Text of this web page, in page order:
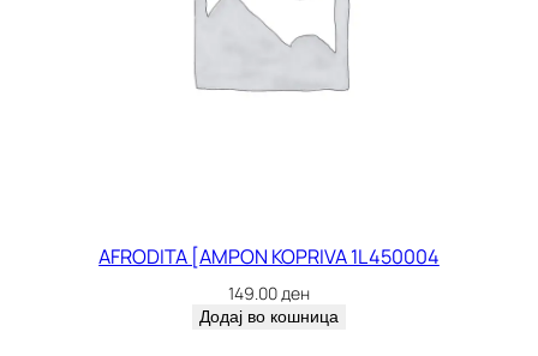
AFRODITA [AMPON KOPRIVA 1L 450004
149.00ден
Додај во кошница